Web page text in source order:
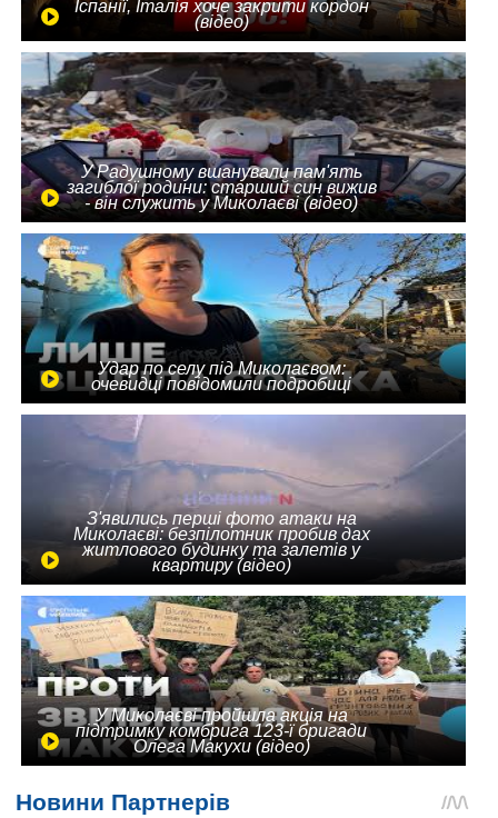
Іспанії, Італія хоче закрити кордон
(відео)
У Радушному вшанували пам'ять
загиблої родини: старший син вижив
- він служить у Миколаєві (відео)
Удар по селу під Миколаєвом:
очевидці повідомили подробиці
З'явились перші фото атаки на
Миколаєві: безпілотник пробив дах
житлового будинку та залетів у
квартиру (відео)
У Миколаєві пройшла акція на
підтримку комбрига 123-ї бригади
Олега Макухи (відео)